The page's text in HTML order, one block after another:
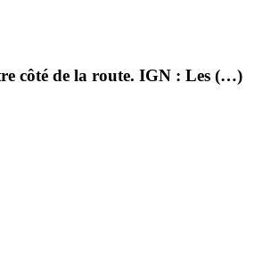
côté de la route. IGN : Les (…)